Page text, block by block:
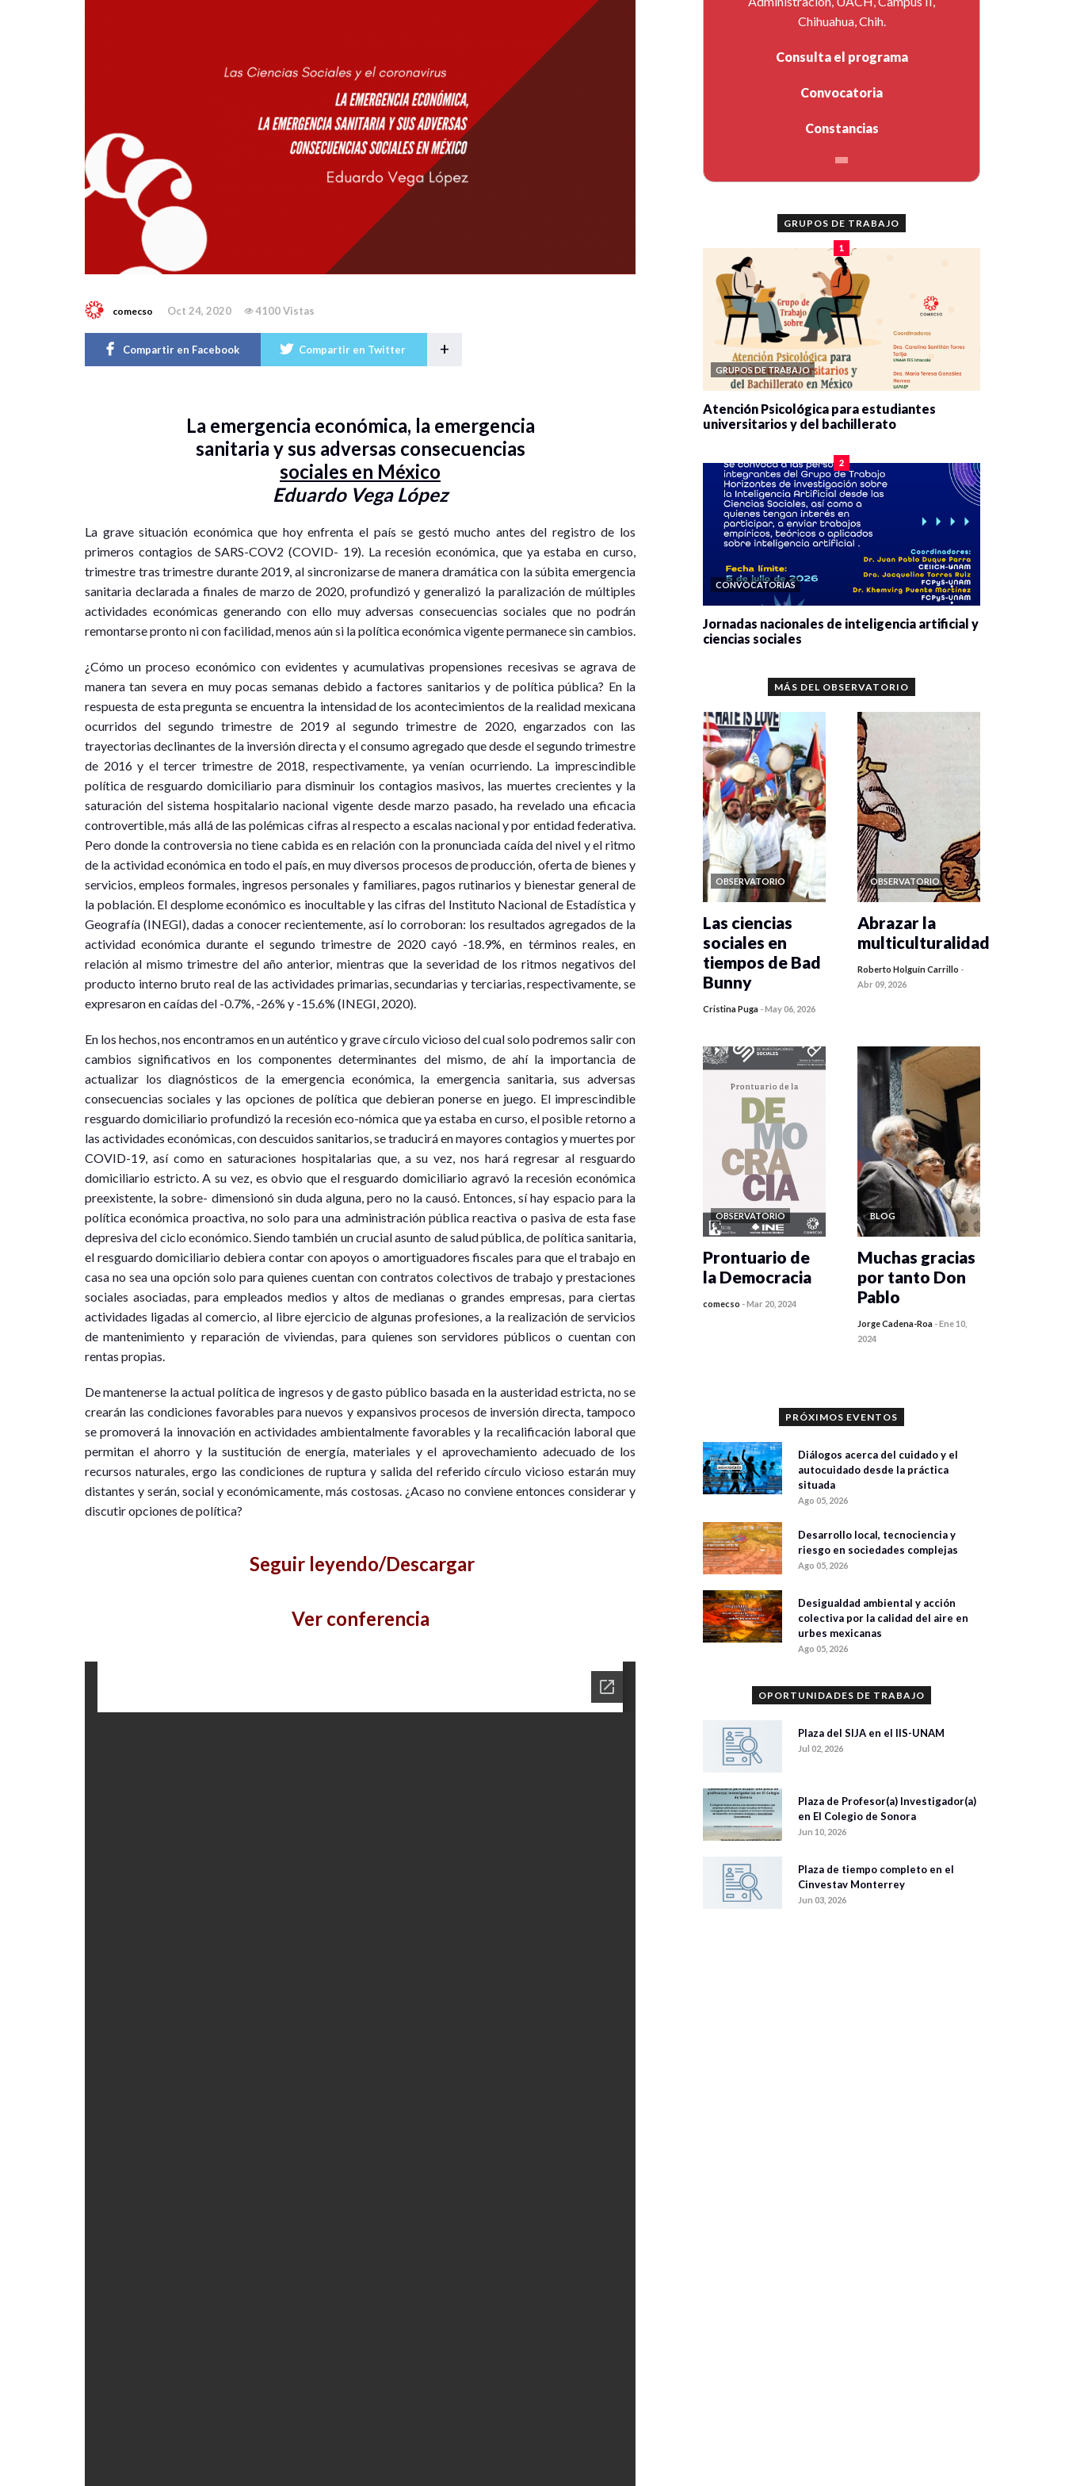
comecso Oct 24, 2020 4100 Vistas
Compartir en Facebook Compartir en Twitter +
La emergencia económica, la emergencia
sanitaria y sus adversas consecuencias
sociales en México
Eduardo Vega López
La grave situación económica que hoy enfrenta el país se gestó mucho antes del registro de los
primeros contagios de SARS-COV2 (COVID- 19). La recesión económica, que ya estaba en curso,
trimestre tras trimestre durante 2019, al sincronizarse de manera dramática con la súbita emergencia
sanitaria declarada a finales de marzo de 2020, profundizó y generalizó la paralización de múltiples
actividades económicas generando con ello muy adversas consecuencias sociales que no podrán
remontarse pronto ni con facilidad, menos aún si la política económica vigente permanece sin cambios.
¿Cómo un proceso económico con evidentes y acumulativas propensiones recesivas se agrava de
manera tan severa en muy pocas semanas debido a factores sanitarios y de política pública? En la
respuesta de esta pregunta se encuentra la intensidad de los acontecimientos de la realidad mexicana
ocurridos del segundo trimestre de 2019 al segundo trimestre de 2020, engarzados con las
trayectorias declinantes de la inversión directa y el consumo agregado que desde el segundo trimestre
de 2016 y el tercer trimestre de 2018, respectivamente, ya venían ocurriendo. La imprescindible
política de resguardo domiciliario para disminuir los contagios masivos, las muertes crecientes y la
saturación del sistema hospitalario nacional vigente desde marzo pasado, ha revelado una eficacia
controvertible, más allá de las polémicas cifras al respecto a escalas nacional y por entidad federativa.
Pero donde la controversia no tiene cabida es en relación con la pronunciada caída del nivel y el ritmo
de la actividad económica en todo el país, en muy diversos procesos de producción, oferta de bienes y
servicios, empleos formales, ingresos personales y familiares, pagos rutinarios y bienestar general de
la población. El desplome económico es inocultable y las cifras del Instituto Nacional de Estadística y
Geografía (INEGI), dadas a conocer recientemente, así lo corroboran: los resultados agregados de la
actividad económica durante el segundo trimestre de 2020 cayó -18.9%, en términos reales, en
relación al mismo trimestre del año anterior, mientras que la severidad de los ritmos negativos del
producto interno bruto real de las actividades primarias, secundarias y terciarias, respectivamente, se
expresaron en caídas del -0.7%, -26% y -15.6% (INEGI, 2020).
En los hechos, nos encontramos en un auténtico y grave círculo vicioso del cual solo podremos salir con
cambios significativos en los componentes determinantes del mismo, de ahí la importancia de
actualizar los diagnósticos de la emergencia económica, la emergencia sanitaria, sus adversas
consecuencias sociales y las opciones de política que debieran ponerse en juego. El imprescindible
resguardo domiciliario profundizó la recesión eco-nómica que ya estaba en curso, el posible retorno a
las actividades económicas, con descuidos sanitarios, se traducirá en mayores contagios y muertes por
COVID-19, así como en saturaciones hospitalarias que, a su vez, nos hará regresar al resguardo
domiciliario estricto. A su vez, es obvio que el resguardo domiciliario agravó la recesión económica
preexistente, la sobre- dimensionó sin duda alguna, pero no la causó. Entonces, sí hay espacio para la
política económica proactiva, no solo para una administración pública reactiva o pasiva de esta fase
depresiva del ciclo económico. Siendo también un crucial asunto de salud pública, de política sanitaria,
el resguardo domiciliario debiera contar con apoyos o amortiguadores fiscales para que el trabajo en
casa no sea una opción solo para quienes cuentan con contratos colectivos de trabajo y prestaciones
sociales asociadas, para empleados medios y altos de medianas o grandes empresas, para ciertas
actividades ligadas al comercio, al libre ejercicio de algunas profesiones, a la realización de servicios
de mantenimiento y reparación de viviendas, para quienes son servidores públicos o cuentan con
rentas propias.
De mantenerse la actual política de ingresos y de gasto público basada en la austeridad estricta, no se
crearán las condiciones favorables para nuevos y expansivos procesos de inversión directa, tampoco
se promoverá la innovación en actividades ambientalmente favorables y la recalificación laboral que
permitan el ahorro y la sustitución de energía, materiales y el aprovechamiento adecuado de los
recursos naturales, ergo las condiciones de ruptura y salida del referido círculo vicioso estarán muy
distantes y serán, social y económicamente, más costosas. ¿Acaso no conviene entonces considerar y
discutir opciones de política?
Seguir leyendo/Descargar
Ver conferencia
Chihuahua, Chih.
Consulta el programa
Convocatoria
Constancias
GRUPOS DE TRABAJO
1
GRUPOS DE TRABAJO
Atención Psicológica para estudiantes
universitarios y del bachillerato
2
CONVOCATORIAS
Jornadas nacionales de inteligencia artificial y
ciencias sociales
MÁS DEL OBSERVATORIO
OBSERVATORIO
Las ciencias
sociales en
tiempos de Bad
Bunny
Cristina Puga -May 06, 2026
OBSERVATORIO
Abrazar la
multiculturalidad
Roberto Holguín Carrillo -
Abr 09, 2026
OBSERVATORIO
Prontuario de
la Democracia
comecso -Mar 20, 2024
BLOG
Muchas gracias
por tanto Don
Pablo
Jorge Cadena-Roa -Ene 10,
2024
PRÓXIMOS EVENTOS
Diálogos acerca del cuidado y el
autocuidado desde la práctica
situada
Ago 05, 2026
Desarrollo local, tecnociencia y
riesgo en sociedades complejas
Ago 05, 2026
Desigualdad ambiental y acción
colectiva por la calidad del aire en
urbes mexicanas
Ago 05, 2026
OPORTUNIDADES DE TRABAJO
Plaza del SIJA en el IIS-UNAM
Jul 02, 2026
Plaza de Profesor(a) Investigador(a)
en El Colegio de Sonora
Jun 10, 2026
Plaza de tiempo completo en el
Cinvestav Monterrey
Jun 03, 2026